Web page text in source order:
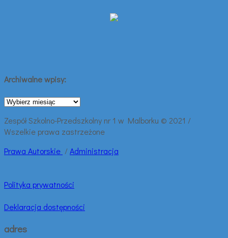
Archiwalne wpisy:
Archiwalne
Zespół Szkolno-Przedszkolny nr 1 w Malborku © 2021 /
Wszelkie prawa zastrzeżone
Prawa Autorskie /Administracja
Polityka prywatności
Deklaracja dostępności
adres